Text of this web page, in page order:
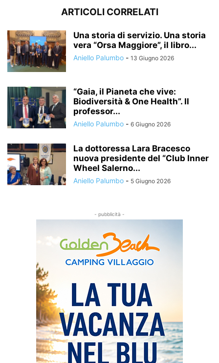
ARTICOLI CORRELATI
Una storia di servizio. Una storia
vera “Orsa Maggiore”, il libro...
Aniello Palumbo - 13 Giugno 2026
“Gaia, il Pianeta che vive:
Biodiversità & One Health”. Il
professor...
Aniello Palumbo - 6 Giugno 2026
La dottoressa Lara Bracesco
nuova presidente del “Club Inner
Wheel Salerno...
Aniello Palumbo - 5 Giugno 2026
- pubblicità -